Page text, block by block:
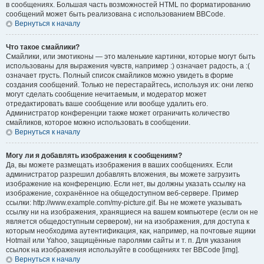
в сообщениях. Большая часть возможностей HTML по форматированию
сообщений может быть реализована с использованием BBCode.
Вернуться к началу
Что такое смайлики?
Смайлики, или эмотиконы — это маленькие картинки, которые могут быть
использованы для выражения чувств, например :) означает радость, а :(
означает грусть. Полный список смайликов можно увидеть в форме
создания сообщений. Только не перестарайтесь, используя их: они легко
могут сделать сообщение нечитаемым, и модератор может
отредактировать ваше сообщение или вообще удалить его.
Администратор конференции также может ограничить количество
смайликов, которое можно использовать в сообщении.
Вернуться к началу
Могу ли я добавлять изображения к сообщениям?
Да, вы можете размещать изображения в ваших сообщениях. Если
администратор разрешил добавлять вложения, вы можете загрузить
изображение на конференцию. Если нет, вы должны указать ссылку на
изображение, сохранённое на общедоступном веб-сервере. Пример
ссылки: http://www.example.com/my-picture.gif. Вы не можете указывать
ссылку ни на изображения, хранящиеся на вашем компьютере (если он не
является общедоступным сервером), ни на изображения, для доступа к
которым необходима аутентификация, как, например, на почтовые ящики
Hotmail или Yahoo, защищённые паролями сайты и т. п. Для указания
ссылок на изображения используйте в сообщениях тег BBCode [img].
Вернуться к началу